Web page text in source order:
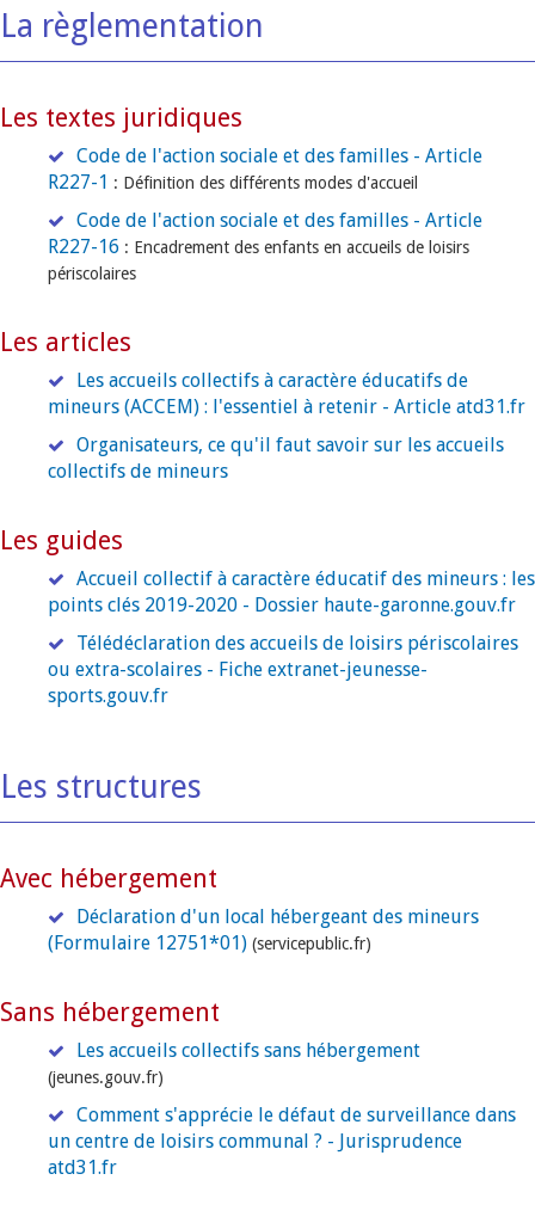
La règlementation
Les textes juridiques
Code de l'action sociale et des familles - Article
R227-1 : Définition des différents modes d'accueil
Code de l'action sociale et des familles - Article
R227-16 : Encadrement des enfants en accueils de loisirs
périscolaires
Les articles
Les accueils collectifs à caractère éducatifs de
mineurs (ACCEM) : l'essentiel à retenir - Article atd31.fr
Organisateurs, ce qu'il faut savoir sur les accueils
collectifs de mineurs
Les guides
Accueil collectif à caractère éducatif des mineurs : les
points clés 2019-2020 - Dossier haute-garonne.gouv.fr
Télédéclaration des accueils de loisirs périscolaires
ou extra-scolaires - Fiche extranet-jeunesse-
sports.gouv.fr
Les structures
Avec hébergement
Déclaration d'un local hébergeant des mineurs
(Formulaire 12751*01) (servicepublic.fr)
Sans hébergement
Les accueils collectifs sans hébergement
(jeunes.gouv.fr)
Comment s'apprécie le défaut de surveillance dans
un centre de loisirs communal ? - Jurisprudence
atd31.fr